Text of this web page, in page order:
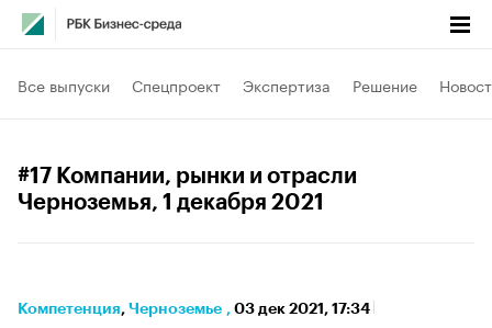
Все выпуски Спецпроект Экспертиза Решение
#17 Компании, рынки и отрасли
Черноземья, 1 декабря 2021
Компетенция⁠, Черноземье , 03 дек 2021, 17:34